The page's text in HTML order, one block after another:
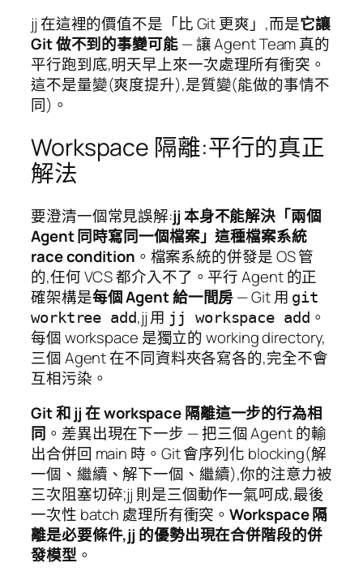
jj 在這裡的價值不是「比 Git 更爽」,而是它讓
Git 做不到的事變可能— 讓 Agent Team 真的
平行跑到底,明天早上來一次處理所有衝突。
這不是量變(爽度提升),是質變(能做的事情不
同)。
Workspace 隔離:平行的真正
解法
要澄清一個常見誤解:jj 本身不能解決「兩個
Agent 同時寫同一個檔案」這種檔案系統
race condition 。檔案系統的併發是 OS 管
的,任何 VCS 都介入不了。平行 Agent 的正
確架構是每個 Agent 給一間房— Git 用 git
worktree add,jj 用 jj workspace add 。
每個 workspace 是獨立的 working directory,
三個 Agent 在不同資料夾各寫各的,完全不會
互相污染。
Git 和 jj 在 workspace 隔離這一步的行為相
同 。差異出現在下一步 — 把三個 Agent 的輸
出合併回 main 時。Git 會序列化 blocking(解
一個、繼續、解下一個、繼續),你的注意力被
三次阻塞切碎;jj 則是三個動作一氣呵成,最後
一次性 batch 處理所有衝突。Workspace 隔
離是必要條件,jj 的優勢出現在合併階段的併
發模型。